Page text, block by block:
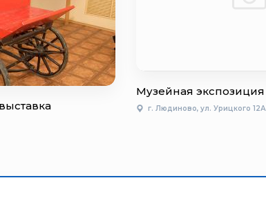
Музейная экспозиция
г. Людиново, ул. Урицкого 12А